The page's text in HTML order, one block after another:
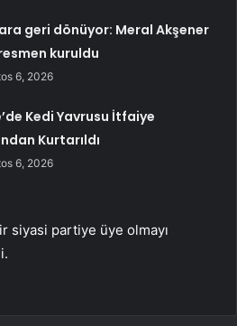
geri dönüyor: Meral Akşener
kuruldu
6, 2026
Kedi Yavrusu İtfaiye
Kurtarıldı
6, 2026
siyasi partiye üye olmayı